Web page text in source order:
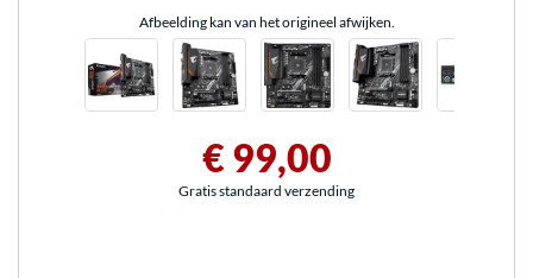
Afbeelding kan van het origineel afwijken.
€ 99,00
Gratis standaard verzending